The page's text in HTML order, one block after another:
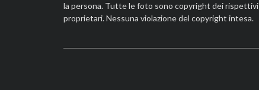
la persona. Tutte le foto sono copyright dei rispettivi
proprietari. Nessuna violazione del copyright intesa.